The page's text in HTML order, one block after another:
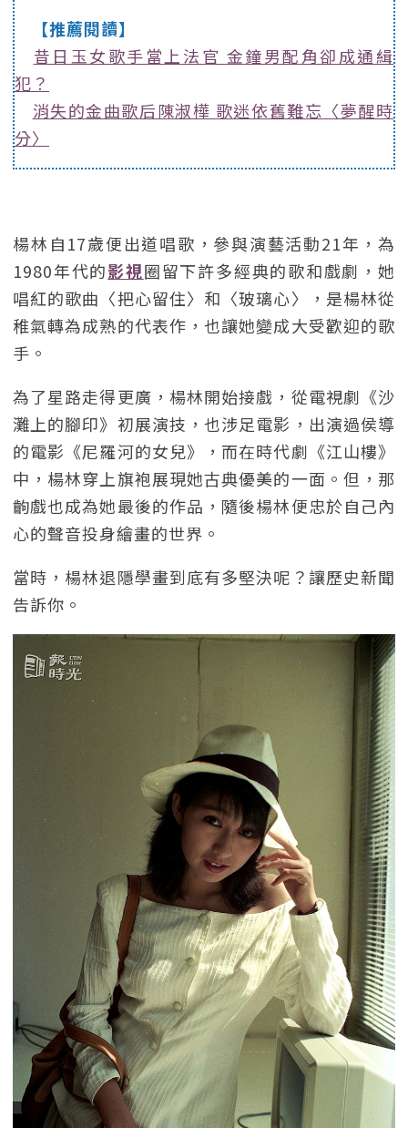
【推薦閱讀】
昔日玉女歌手當上法官 金鐘男配角卻成通緝
犯？
消失的金曲歌后陳淑樺 歌迷依舊難忘〈夢醒時
分〉
楊林自17歲便出道唱歌，參與演藝活動21年，為
1980年代的影視圈留下許多經典的歌和戲劇，她
唱紅的歌曲〈把心留住〉和〈玻璃心〉，是楊林從
稚氣轉為成熟的代表作，也讓她變成大受歡迎的歌
手。
為了星路走得更廣，楊林開始接戲，從電視劇《沙
灘上的腳印》初展演技，也涉足電影，出演過侯導
的電影《尼羅河的女兒》，而在時代劇《江山樓》
中，楊林穿上旗袍展現她古典優美的一面。但，那
齣戲也成為她最後的作品，隨後楊林便忠於自己內
心的聲音投身繪畫的世界。
當時，楊林退隱學畫到底有多堅決呢？讓歷史新聞
告訴你。